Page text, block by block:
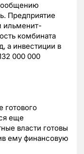
Предприятие
ильменит-
комбината
а инвестиции в
000 000
готового
еще
власти готовы
ему финансовую